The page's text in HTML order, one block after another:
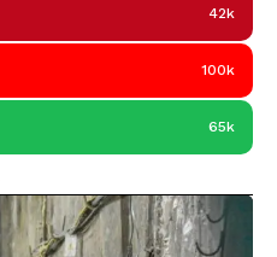
42k
100k
65k